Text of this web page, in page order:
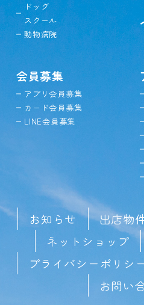
ドッグ
スクール
動物病院
会員募集
アプリ会員募集
カード会員募集
LINE会員募集
お知らせ 出店物
ネットショップ
プライバシーポリシ
お問い